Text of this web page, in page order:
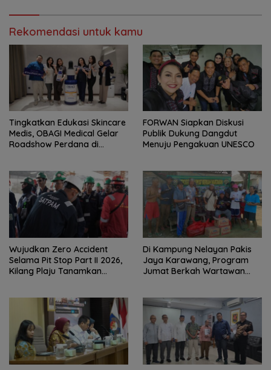
Rekomendasi untuk kamu
Tingkatkan Edukasi Skincare
Medis, OBAGI Medical Gelar
Roadshow Perdana di
FORWAN Siapkan Diskusi
Publik Dukung Dangdut
Menuju Pengakuan UNESCO
Wujudkan Zero Accident
Selama Pit Stop Part II 2026,
Kilang Plaju Tanamkan
Di Kampung Nelayan Pakis
Jaya Karawang, Program
Jumat Berkah Wartawan